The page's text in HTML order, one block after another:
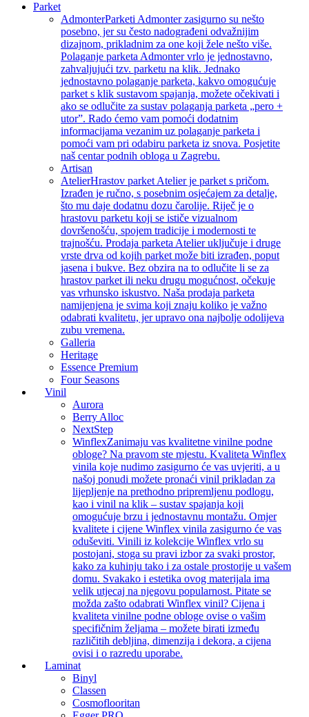
Parket
AdmonterParketi Admonter zasigurno su nešto
posebno, jer su često nadograđeni odvažnijim
dizajnom, prikladnim za one koji žele nešto više.
Polaganje parketa Admonter vrlo je jednostavno,
zahvaljujući tzv. parketu na klik. Jednako
jednostavno polaganje parketa, kakvo omogućuje
parket s klik sustavom spajanja, možete očekivati i
ako se odlučite za sustav polaganja parketa „pero +
utor”. Rado ćemo vam pomoći dodatnim
informacijama vezanim uz polaganje parketa i
pomoći vam pri odabiru parketa iz snova. Posjetite
naš centar podnih obloga u Zagrebu.
Artisan
AtelierHrastov parket Atelier je parket s pričom.
Izrađen je ručno, s posebnim osjećajem za detalje,
što mu daje dodatnu dozu čarolije. Riječ je o
hrastovu parketu koji se ističe vizualnom
dovršenošću, spojem tradicije i modernosti te
trajnošću. Prodaja parketa Atelier uključuje i druge
vrste drva od kojih parket može biti izrađen, poput
jasena i bukve. Bez obzira na to odlučite li se za
hrastov parket ili neku drugu mogućnost, očekuje
vas vrhunsko iskustvo. Naša prodaja parketa
namijenjena je svima koji znaju koliko je važno
odabrati kvalitetu, jer upravo ona najbolje odolijeva
zubu vremena.
Galleria
Heritage
Essence Premium
Four Seasons
Vinil
Aurora
Berry Alloc
NextStep
WinflexZanimaju vas kvalitetne vinilne podne
obloge? Na pravom ste mjestu. Kvaliteta Winflex
vinila koje nudimo zasigurno će vas uvjeriti, a u
našoj ponudi možete pronaći vinil prikladan za
lijepljenje na prethodno pripremljenu podlogu,
kao i vinil na klik – sustav spajanja koji
omogućuje brzu i jednostavnu montažu. Omjer
kvalitete i cijene Winflex vinila zasigurno će vas
oduševiti. Vinili iz kolekcije Winflex vrlo su
postojani, stoga su pravi izbor za svaki prostor,
kako za kuhinju tako i za ostale prostorije u vašem
domu. Svakako i estetika ovog materijala ima
velik utjecaj na njegovu popularnost. Pitate se
možda zašto odabrati Winflex vinil? Cijena i
kvaliteta vinilne podne obloge ovise o vašim
specifičnim željama – možete birati između
različitih debljina, dimenzija i dekora, a cijena
ovisi i o razredu uporabe.
Laminat
Binyl
Classen
Cosmoflooritan